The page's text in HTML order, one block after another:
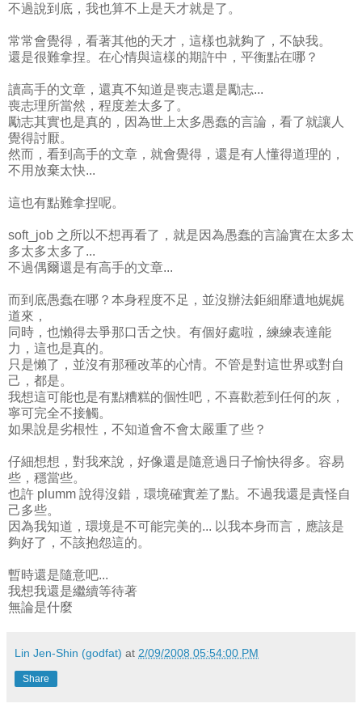
不過說到底，我也算不上是天才就是了。
常常會覺得，看著其他的天才，這樣也就夠了，不缺我。
還是很難拿捏。在心情與這樣的期許中，平衡點在哪？
讀高手的文章，還真不知道是喪志還是勵志...
喪志理所當然，程度差太多了。
勵志其實也是真的，因為世上太多愚蠢的言論，看了就讓人
覺得討厭。
然而，看到高手的文章，就會覺得，還是有人懂得道理的，
不用放棄太快...
這也有點難拿捏呢。
soft_job 之所以不想再看了，就是因為愚蠢的言論實在太多太
多太多太多了...
不過偶爾還是有高手的文章...
而到底愚蠢在哪？本身程度不足，並沒辦法鉅細靡遺地娓娓
道來，
同時，也懶得去爭那口舌之快。有個好處啦，練練表達能
力，這也是真的。
只是懶了，並沒有那種改革的心情。不管是對這世界或對自
己，都是。
我想這可能也是有點糟糕的個性吧，不喜歡惹到任何的灰，
寧可完全不接觸。
如果說是劣根性，不知道會不會太嚴重了些？
仔細想想，對我來說，好像還是隨意過日子愉快得多。容易
些，穩當些。
也許 plumm 說得沒錯，環境確實差了點。不過我還是責怪自
己多些。
因為我知道，環境是不可能完美的... 以我本身而言，應該是
夠好了，不該抱怨這的。
暫時還是隨意吧...
我想我還是繼續等待著
無論是什麼
Lin Jen-Shin (godfat) at 2/09/2008 05:54:00 PM
Share